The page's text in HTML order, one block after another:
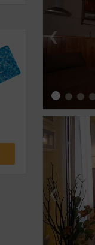
‹
‹